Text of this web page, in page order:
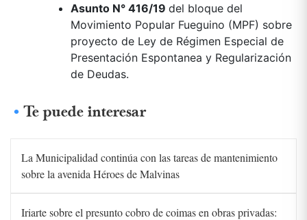
Asunto N° 416/19 del bloque del
Movimiento Popular Fueguino (MPF) sobre
proyecto de Ley de Régimen Especial de
Presentación Espontanea y Regularización
de Deudas.
Te puede interesar
La Municipalidad continúa con las tareas de mantenimiento
sobre la avenida Héroes de Malvinas
Iriarte sobre el presunto cobro de coimas en obras privadas: